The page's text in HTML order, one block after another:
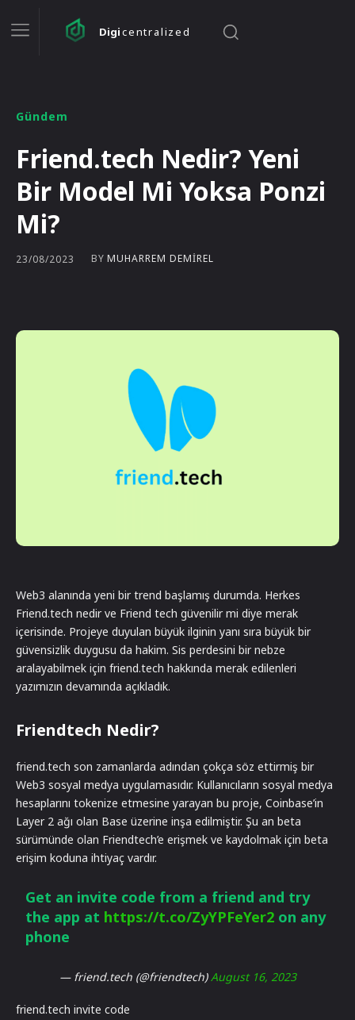
Digicentralized
Gündem
Friend.tech Nedir? Yeni
Bir Model Mi Yoksa Ponzi
Mi?
23/08/2023 BY MUHARREM DEMIREL
Web3 alanında yeni bir trend başlamış durumda. Herkes
Friend.tech nedir ve Friend tech güvenilir mi diye merak
içerisinde. Projeye duyulan büyük ilginin yanı sıra büyük bir
güvensizlik duygusu da hakim. Sis perdesini bir nebze
aralayabilmek için friend.tech hakkında merak edilenleri
yazımızın devamında açıkladık.
Friendtech Nedir?
friend.tech son zamanlarda adından çokça söz ettirmiş bir
Web3 sosyal medya uygulamasıdır. Kullanıcıların sosyal medya
hesaplarını tokenize etmesine yarayan bu proje, Coinbase’in
Layer 2 ağı olan Base üzerine inşa edilmiştir. Şu an beta
sürümünde olan Friendtech’e erişmek ve kaydolmak için beta
erişim koduna ihtiyaç vardır.
Get an invite code from a friend and try
the app at https://t.co/ZyYPFeYer2 on any
phone
— friend.tech (@friendtech)August 16, 2023
friend.tech invite code